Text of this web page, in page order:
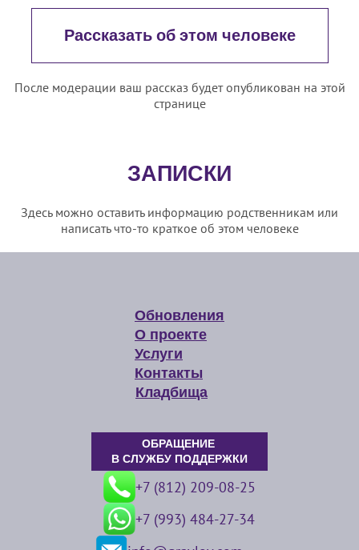
Рассказать об этом человеке
После модерации ваш рассказ будет опубликован на этой
странице
ЗАПИСКИ
Здесь можно оставить информацию родственникам или
написать что-то краткое об этом человеке
Обновления
О проекте
Услуги
Контакты
Кладбища
ОБРАЩЕНИЕ
В СЛУЖБУ ПОДДЕРЖКИ
+7 (812) 209-08-25
+7 (993) 484-27-34